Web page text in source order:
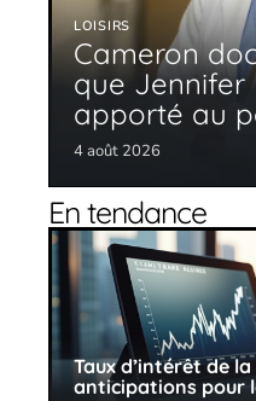
LOISIRS
Cameron
que Jennifer
apporté au
4 août 2026
En tendance
Taux d’intérêt de la
anticipations pour